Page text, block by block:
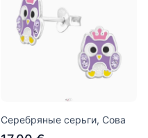
Серебряные серьги, Сова